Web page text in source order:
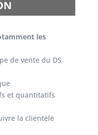
les
de vente du DS
et quantitatifs
la clientèle